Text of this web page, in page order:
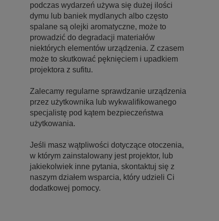
podczas wydarzeń używa się dużej ilości
dymu lub baniek mydlanych albo często
spalane są olejki aromatyczne, może to
prowadzić do degradacji materiałów
niektórych elementów urządzenia. Z czasem
może to skutkować pęknięciem i upadkiem
projektora z sufitu.
Zalecamy regularne sprawdzanie urządzenia
przez użytkownika lub wykwalifikowanego
specjalistę pod kątem bezpieczeństwa
użytkowania.
Jeśli masz wątpliwości dotyczące otoczenia,
w którym zainstalowany jest projektor, lub
jakiekolwiek inne pytania, skontaktuj się z
naszym działem wsparcia, który udzieli Ci
dodatkowej pomocy.